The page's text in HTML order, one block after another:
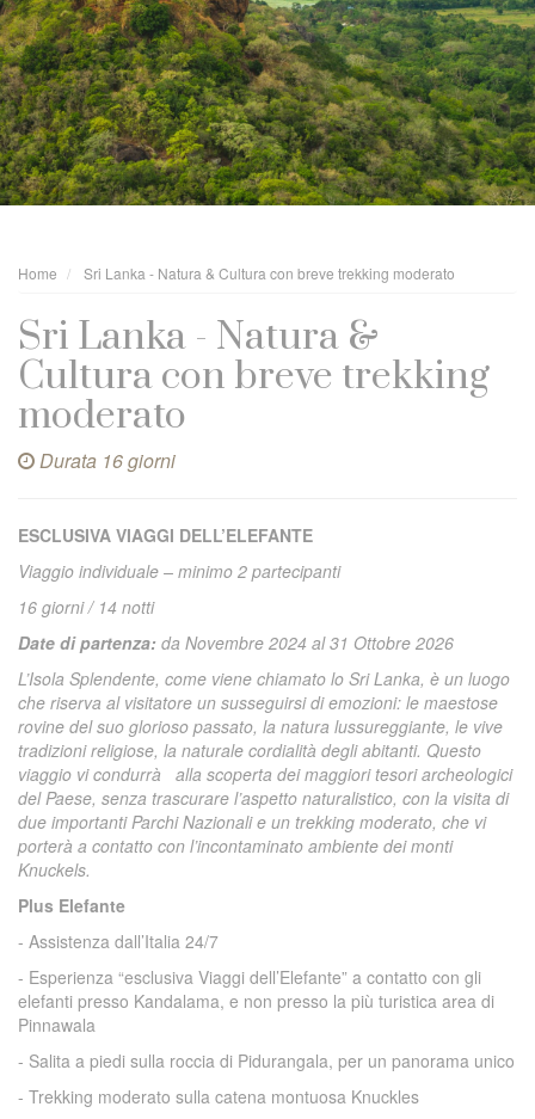
Home Sri Lanka - Natura & Cultura con breve trekking moderato
Sri Lanka - Natura &
Cultura con breve trekking
moderato
Durata 16 giorni
ESCLUSIVA VIAGGI DELL’ELEFANTE
Viaggio individuale – minimo 2 partecipanti
16 giorni / 14 notti
Date di partenza: da Novembre 2024 al 31 Ottobre 2026
L’Isola Splendente, come viene chiamato lo Sri Lanka, è un luogo
che riserva al visitatore un susseguirsi di emozioni: le maestose
rovine del suo glorioso passato, la natura lussureggiante, le vive
tradizioni religiose, la naturale cordialità degli abitanti. Questo
viaggio vi condurrà alla scoperta dei maggiori tesori archeologici
del Paese, senza trascurare l’aspetto naturalistico, con la visita di
due importanti Parchi Nazionali e un trekking moderato, che vi
porterà a contatto con l’incontaminato ambiente dei monti
Knuckels.
Plus Elefante
- Assistenza dall’Italia 24/7
- Esperienza “esclusiva Viaggi dell’Elefante” a contatto con gli
elefanti presso Kandalama, e non presso la più turistica area di
Pinnawala
- Salita a piedi sulla roccia di Pidurangala, per un panorama unico
- Trekking moderato sulla catena montuosa Knuckles